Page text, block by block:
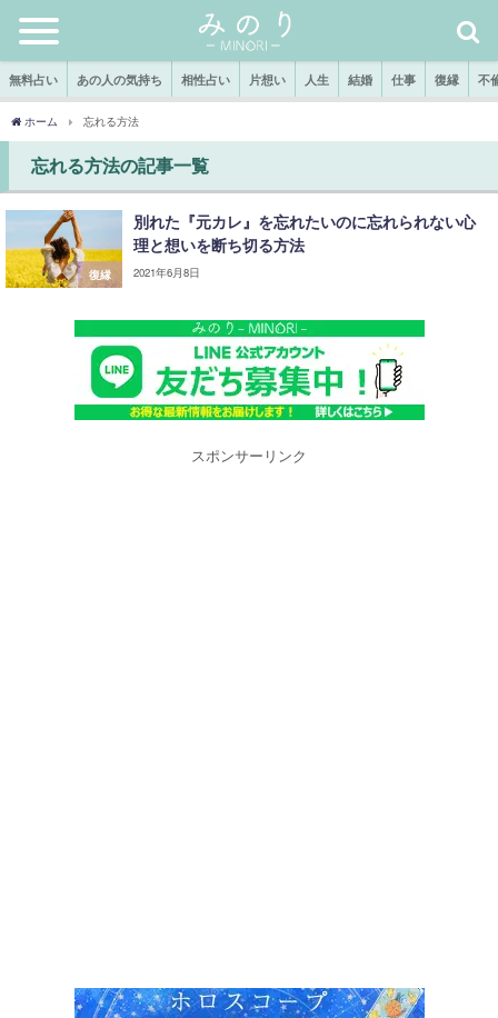
無料占い あの人の気持ち 相性占い 片想い 人生 結婚 仕事 復縁 不
ホーム 忘れる方法
忘れる方法の記事一覧
復縁
別れた『元カレ』を忘れたいのに忘れられない心
理と想いを断ち切る方法
2021年6月8日
スポンサーリンク